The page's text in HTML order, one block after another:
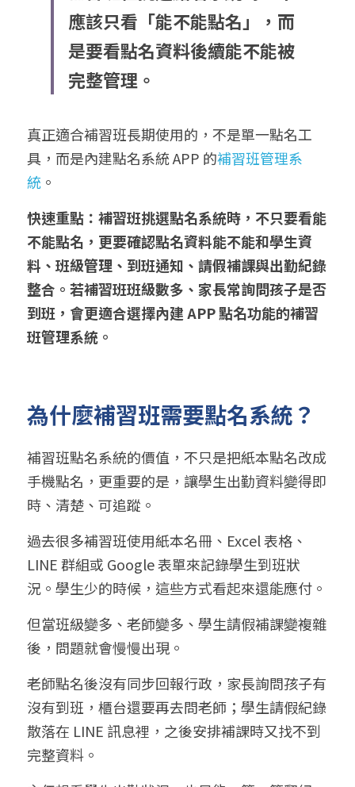
應該只看「能不能點名」，而
是要看點名資料後續能不能被
完整管理。
真正適合補習班長期使用的，不是單一點名工
具，而是內建點名系統 APP 的補習班管理系
統 。
快速重點：補習班挑選點名系統時，不只要看能
不能點名，更要確認點名資料能不能和學生資
料、班級管理、到班通知、請假補課與出勤紀錄
整合。若補習班班級數多、家長常詢問孩子是否
到班，會更適合選擇內建 APP 點名功能的補習
班管理系統。
為什麼補習班需要點名系統？
補習班點名系統的價值，不只是把紙本點名改成
手機點名，更重要的是，讓學生出勤資料變得即
時、清楚、可追蹤。
過去很多補習班使用紙本名冊、Excel 表格、
LINE 群組或 Google 表單來記錄學生到班狀
況。學生少的時候，這些方式看起來還能應付。
但當班級變多、老師變多、學生請假補課變複雜
後，問題就會慢慢出現。
老師點名後沒有同步回報行政，家長詢問孩子有
沒有到班，櫃台還要再去問老師；學生請假紀錄
散落在 LINE 訊息裡，之後安排補課時又找不到
完整資料。